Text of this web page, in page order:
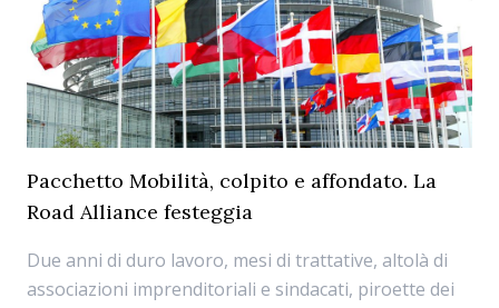
Pacchetto Mobilità, colpito e affondato. La
Road Alliance festeggia
Due anni di duro lavoro, mesi di trattative, altolà di
associazioni imprenditoriali e sindacati, piroette dei